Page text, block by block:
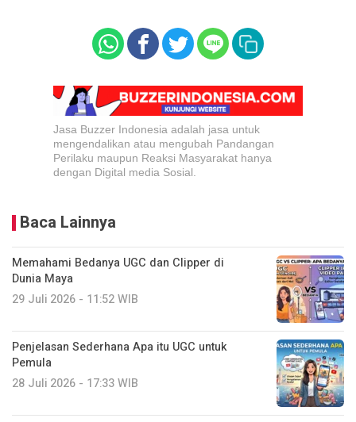
Jasa Buzzer Indonesia adalah jasa untuk
mengendalikan atau mengubah Pandangan
Perilaku maupun Reaksi Masyarakat hanya
dengan Digital media Sosial.
Baca Lainnya
Memahami Bedanya UGC dan Clipper di
Dunia Maya
29 Juli 2026 - 11:52 WIB
Penjelasan Sederhana Apa itu UGC untuk
Pemula
28 Juli 2026 - 17:33 WIB